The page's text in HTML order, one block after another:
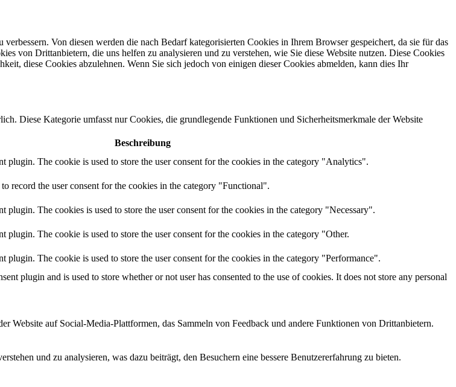
verbessern. Von diesen werden die nach Bedarf kategorisierten Cookies in Ihrem Browser gespeichert, da sie für das
von Drittanbietern, die uns helfen zu analysieren und zu verstehen, wie Sie diese Website nutzen. Diese Cookies
diese Cookies abzulehnen. Wenn Sie sich jedoch von einigen dieser Cookies abmelden, kann dies Ihr
Diese Kategorie umfasst nur Cookies, die grundlegende Funktionen und Sicherheitsmerkmale der Website
Beschreibung
plugin. The cookie is used to store the user consent for the cookies in the category "Analytics".
record the user consent for the cookies in the category "Functional".
plugin. The cookies is used to store the user consent for the cookies in the category "Necessary".
plugin. The cookie is used to store the user consent for the cookies in the category "Other.
plugin. The cookie is used to store the user consent for the cookies in the category "Performance".
plugin and is used to store whether or not user has consented to the use of cookies. It does not store any personal
Website auf Social-Media-Plattformen, das Sammeln von Feedback und andere Funktionen von Drittanbietern.
und zu analysieren, was dazu beiträgt, den Besuchern eine bessere Benutzererfahrung zu bieten.